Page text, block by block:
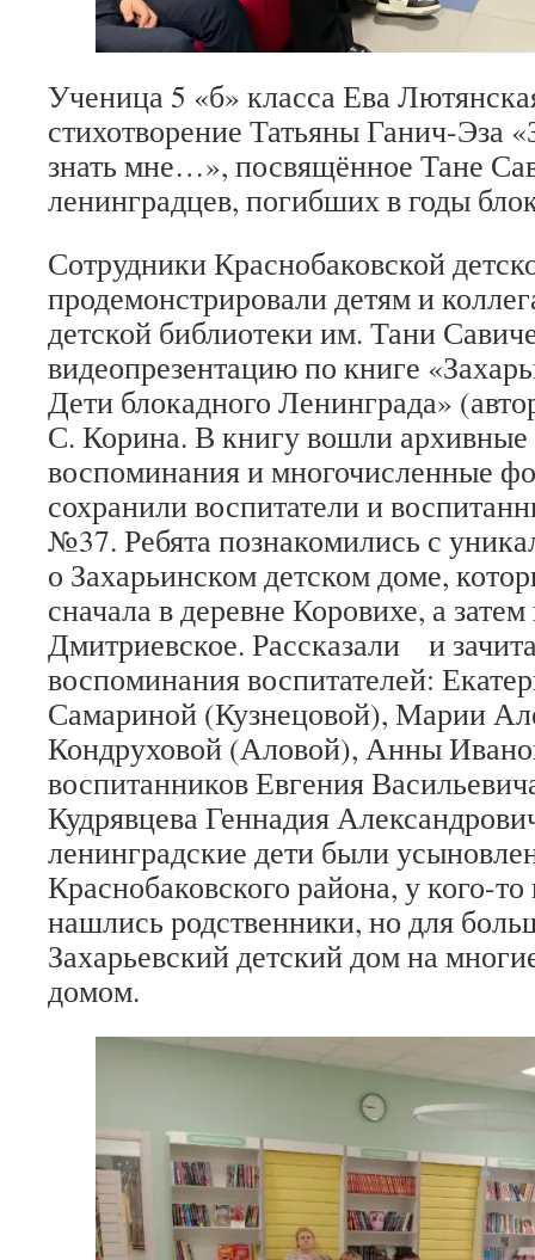
Ученица 5 «б» класса Ева
стихотворение Татьяны Ганич-Эза
знать мне…», посвящённое Тане
ленинградцев, погибших в годы
Сотрудники Краснобаковской
продемонстрировали детям и
детской библиотеки им. Тани
видеопрезентацию по книге
Дети блокадного Ленинграда»
С. Корина. В книгу вошли
воспоминания и многочисленные
сохранили воспитатели и
№37. Ребята познакомились с
о Захарьинском детском доме,
сначала в деревне Коровихе, а затем
Дмитриевское. Рассказали и
воспоминания воспитателей:
Самариной (Кузнецовой), Марии
Кондруховой (Аловой), Анны
воспитанников Евгения
Кудрявцева Геннадия
ленинградские дети были
Краснобаковского района, у кого-
нашлись родственники, но для
Захарьевский детский дом на
домом.